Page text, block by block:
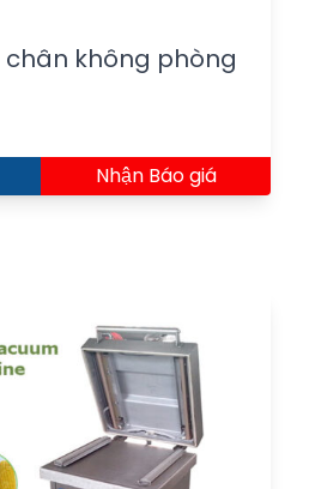
không phòng
Nhận Báo giá